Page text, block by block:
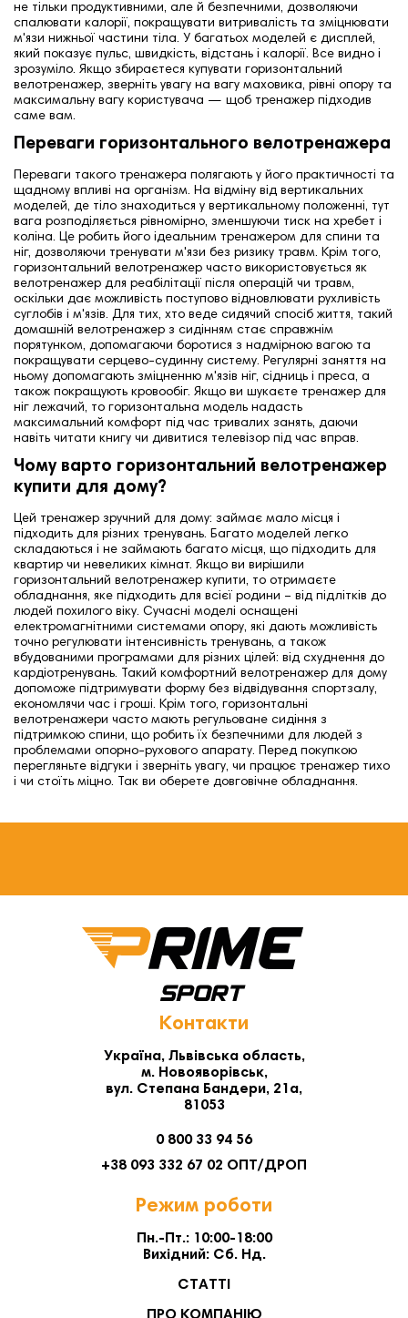
не тільки продуктивними, але й безпечними, дозволяючи
спалювати калорії, покращувати витривалість та зміцнювати
м'язи нижньої частини тіла. У багатьох моделей є дисплей,
який показує пульс, швидкість, відстань і калорії. Все видно і
зрозуміло. Якщо збираєтеся купувати горизонтальний
велотренажер, зверніть увагу на вагу маховика, рівні опору та
максимальну вагу користувача — щоб тренажер підходив
саме вам.
Переваги горизонтального велотренажера
Переваги такого тренажера полягають у його практичності та
щадному впливі на організм. На відміну від вертикальних
моделей, де тіло знаходиться у вертикальному положенні, тут
вага розподіляється рівномірно, зменшуючи тиск на хребет і
коліна. Це робить його ідеальним тренажером для спини та
ніг, дозволяючи тренувати м'язи без ризику травм. Крім того,
горизонтальний велотренажер часто використовується як
велотренажер для реабілітації після операцій чи травм,
оскільки дає можливість поступово відновлювати рухливість
суглобів і м'язів. Для тих, хто веде сидячий спосіб життя, такий
домашній велотренажер з сидінням стає справжнім
порятунком, допомагаючи боротися з надмірною вагою та
покращувати серцево-судинну систему. Регулярні заняття на
ньому допомагають зміцненню м'язів ніг, сідниць і преса, а
також покращують кровообіг. Якщо ви шукаєте тренажер для
ніг лежачий, то горизонтальна модель надасть
максимальний комфорт під час тривалих занять, даючи
навіть читати книгу чи дивитися телевізор під час вправ.
Чому варто горизонтальний велотренажер
купити для дому?
Цей тренажер зручний для дому: займає мало місця і
підходить для різних тренувань. Багато моделей легко
складаються і не займають багато місця, що підходить для
квартир чи невеликих кімнат. Якщо ви вирішили
горизонтальний велотренажер купити, то отримаєте
обладнання, яке підходить для всієї родини – від підлітків до
людей похилого віку. Сучасні моделі оснащені
електромагнітними системами опору, які дають можливість
точно регулювати інтенсивність тренувань, а також
вбудованими програмами для різних цілей: від схуднення до
кардіотренувань. Такий комфортний велотренажер для дому
допоможе підтримувати форму без відвідування спортзалу,
економлячи час і гроші. Крім того, горизонтальні
велотренажери часто мають регульоване сидіння з
підтримкою спини, що робить їх безпечними для людей з
проблемами опорно-рухового апарату. Перед покупкою
перегляньте відгуки і зверніть увагу, чи працює тренажер тихо
і чи стоїть міцно. Так ви оберете довговічне обладнання.
Контакти
Україна, Львівська область,
м. Новояворівськ,
вул. Степана Бандери, 21а,
81053
0 800 33 94 56
+38 093 332 67 02 ОПТ/ДРОП
Режим роботи
Пн.-Пт.: 10:00-18:00
Вихідний: Сб. Нд.
СТАТТІ